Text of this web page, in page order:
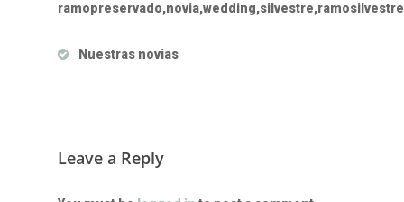
Nuestras novias
Leave a Reply